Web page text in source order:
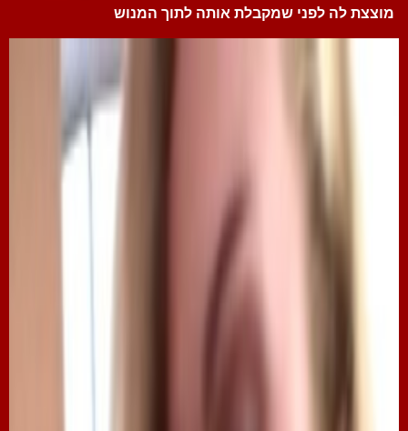
מוצצת לה לפני שמקבלת אותה לתוך המנוש